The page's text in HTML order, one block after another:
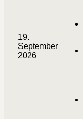
19.
September
2026